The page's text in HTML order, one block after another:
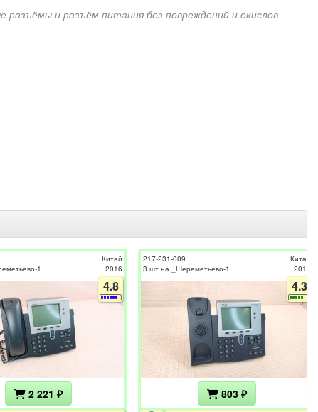
и разъём питания без повреждений и окислов
1
Китай
2016
4.8
2 221 ₽
217-231-009
3 шт на _Шереметьево-1
Китай
2012
4.3
803 ₽